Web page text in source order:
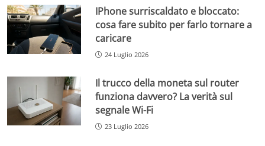
IPhone surriscaldato e bloccato:
cosa fare subito per farlo tornare a
caricare
24 Luglio 2026
Il trucco della moneta sul router
funziona davvero? La verità sul
segnale Wi-Fi
23 Luglio 2026